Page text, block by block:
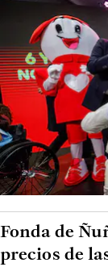
Fonda de
precios de